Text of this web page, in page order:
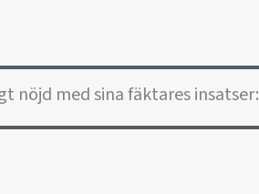
nöjd med sina fäktares insatser: